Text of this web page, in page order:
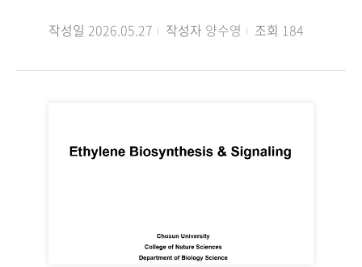
작성일 2026.05.27 작성자 양수영 조회 184